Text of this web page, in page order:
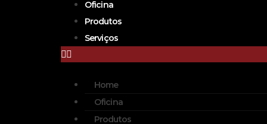
Oficina
Produtos
Serviços
Home
Oficina
Produtos